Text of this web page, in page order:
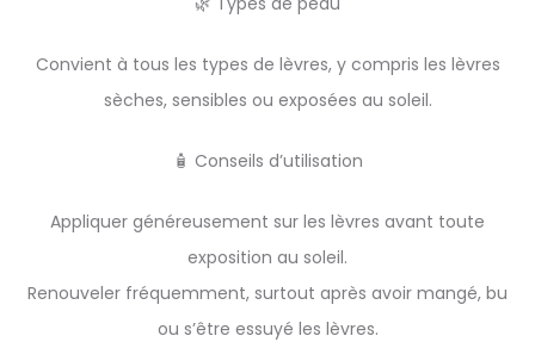
Convient à tous les types de lèvres, y compris les lèvres
sèches, sensibles ou exposées au soleil.
🧴 Conseils d’utilisation
Appliquer généreusement sur les lèvres avant toute
exposition au soleil.
Renouveler fréquemment, surtout après avoir mangé, bu
ou s’être essuyé les lèvres.